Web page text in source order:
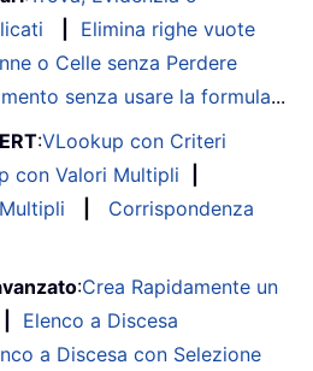
Elimina righe vuote
o Celle senza Perdere
senza usare la formula...
:VLookup con Criteri
con Valori Multipli
Corrispondenza
:Crea Rapidamente un
Elenco a Discesa
a Discesa con Selezione